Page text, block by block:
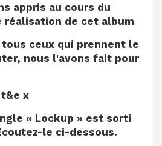
appris au cours du
réalisation de cet album
ceux qui prennent le
nous l'avons fait pour
t&e x
« Lockup » est sorti
le ci-dessous.